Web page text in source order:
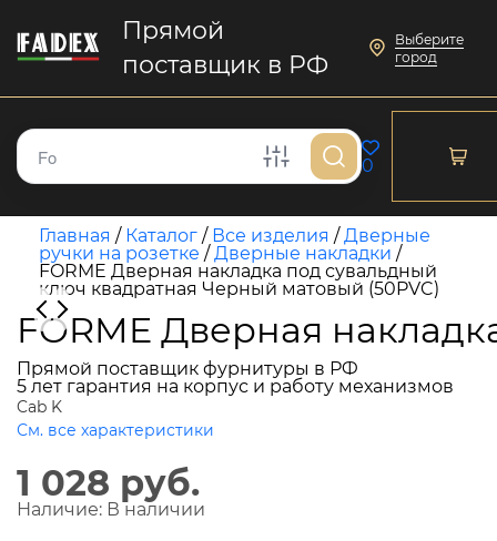
Прямой
поставщик в РФ
Выберите
город
0
Главная / Каталог / Все изделия /Дверные
ручки на розетке /Дверные накладки /
FORME Дверная накладка под сувальдный
ключ квадратная Черный матовый (50PVC)
FORME Дверная
Прямой поставщик фурнитуры в РФ
5 лет гарантия на корпус и работу механизмов
Cab K
См. все характеристики
1 028 руб.
Наличие: В наличии